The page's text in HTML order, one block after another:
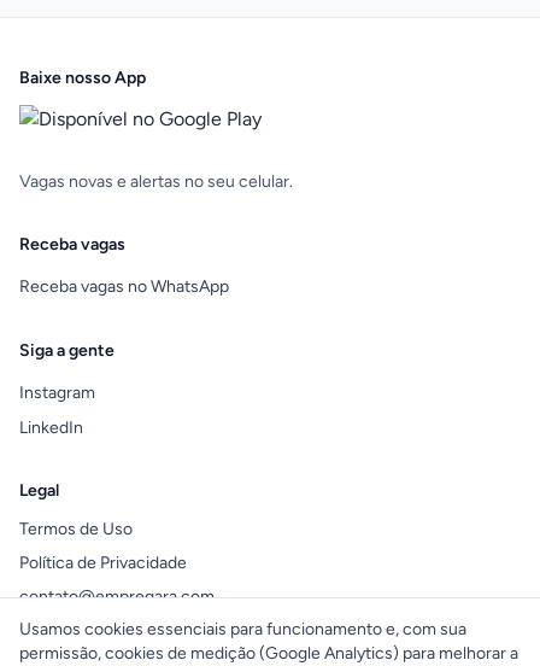
Baixe nosso App
Vagas novas e alertas no seu celular.
Receba vagas
Receba vagas no WhatsApp
Siga a gente
Instagram
LinkedIn
Legal
Termos de Uso
Política de Privacidade
contato@empregara.com
Usamos cookies essenciais para funcionamento e, com sua
permissão, cookies de medição (Google Analytics) para melhorar a